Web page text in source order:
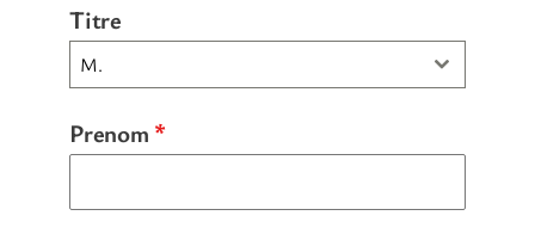
Titre
M.
Prenom *